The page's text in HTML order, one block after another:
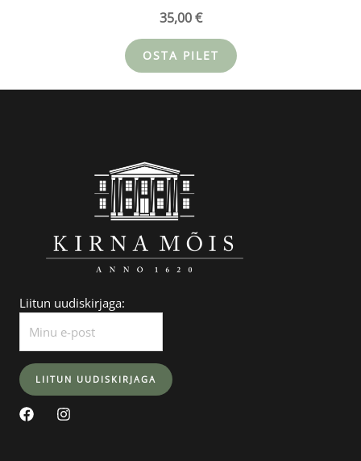
35,00€
OSTA PILET
Liitun uudiskirjaga:
F
a
I